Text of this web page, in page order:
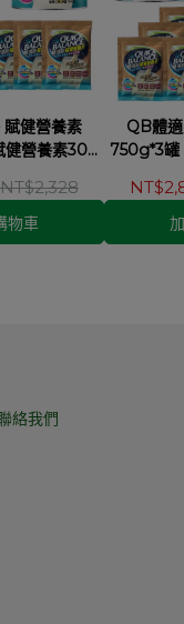
健營養素
健營養素30g
NT$2,328
物車
QB體
750g*3罐
絡我們